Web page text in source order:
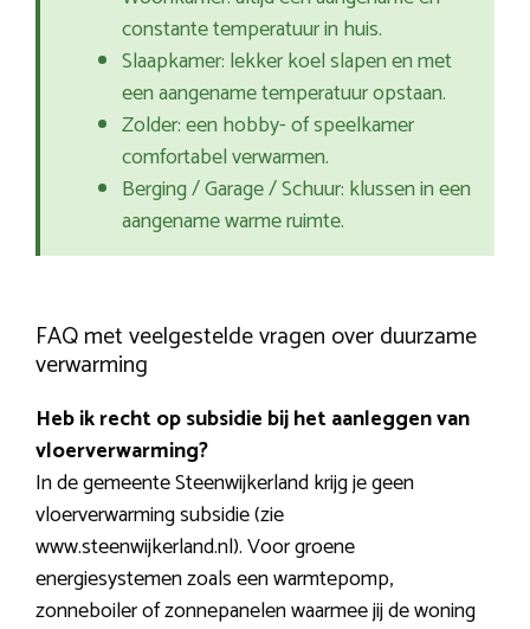
constante temperatuur in huis.
Slaapkamer: lekker koel slapen en met
een aangename temperatuur opstaan.
Zolder: een hobby- of speelkamer
comfortabel verwarmen.
Berging / Garage / Schuur: klussen in een
aangename warme ruimte.
FAQ met veelgestelde vragen over duurzame
verwarming
Heb ik recht op subsidie bij het aanleggen van
vloerverwarming?
In de gemeente Steenwijkerland krijg je geen
vloerverwarming subsidie (zie
www.steenwijkerland.nl). Voor groene
energiesystemen zoals een warmtepomp,
zonneboiler of zonnepanelen waarmee jij de woning